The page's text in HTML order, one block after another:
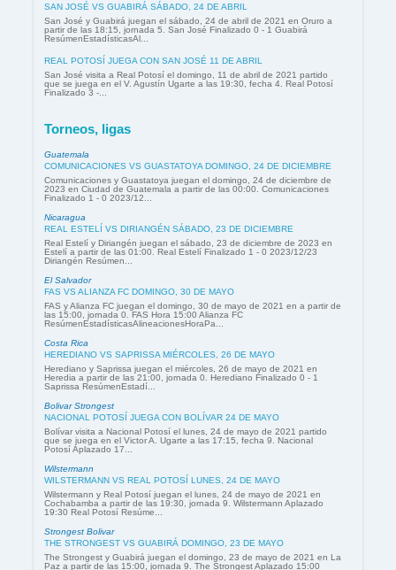
SAN JOSÉ VS GUABIRÁ SÁBADO, 24 DE ABRIL
San José y Guabirá juegan el sábado, 24 de abril de 2021 en Oruro a
partir de las 18:15, jornada 5. San José Finalizado 0 - 1 Guabirá
ResúmenEstadísticasAl...
REAL POTOSÍ JUEGA CON SAN JOSÉ 11 DE ABRIL
San José visita a Real Potosí el domingo, 11 de abril de 2021 partido
que se juega en el V. Agustín Ugarte a las 19:30, fecha 4. Real Potosí
Finalizado 3 -...
Torneos, ligas
Guatemala
COMUNICACIONES VS GUASTATOYA DOMINGO, 24 DE DICIEMBRE
Comunicaciones y Guastatoya juegan el domingo, 24 de diciembre de
2023 en Ciudad de Guatemala a partir de las 00:00. Comunicaciones
Finalizado 1 - 0 2023/12...
Nicaragua
REAL ESTELÍ VS DIRIANGÉN SÁBADO, 23 DE DICIEMBRE
Real Estelí y Diriangén juegan el sábado, 23 de diciembre de 2023 en
Estelí a partir de las 01:00. Real Estelí Finalizado 1 - 0 2023/12/23
Diriangén Resúmen...
El Salvador
FAS VS ALIANZA FC DOMINGO, 30 DE MAYO
FAS y Alianza FC juegan el domingo, 30 de mayo de 2021 en a partir de
las 15:00, jornada 0. FAS Hora 15:00 Alianza FC
ResúmenEstadísticasAlineacionesHoraPa...
Costa Rica
HEREDIANO VS SAPRISSA MIÉRCOLES, 26 DE MAYO
Herediano y Saprissa juegan el miércoles, 26 de mayo de 2021 en
Heredia a partir de las 21:00, jornada 0. Herediano Finalizado 0 - 1
Saprissa ResúmenEstadí...
Bolivar Strongest
NACIONAL POTOSÍ JUEGA CON BOLÍVAR 24 DE MAYO
Bolívar visita a Nacional Potosí el lunes, 24 de mayo de 2021 partido
que se juega en el Victor A. Ugarte a las 17:15, fecha 9. Nacional
Potosí Aplazado 17...
Wilstermann
WILSTERMANN VS REAL POTOSÍ LUNES, 24 DE MAYO
Wilstermann y Real Potosí juegan el lunes, 24 de mayo de 2021 en
Cochabamba a partir de las 19:30, jornada 9. Wilstermann Aplazado
19:30 Real Potosí Resúme...
Strongest Bolivar
THE STRONGEST VS GUABIRÁ DOMINGO, 23 DE MAYO
The Strongest y Guabirá juegan el domingo, 23 de mayo de 2021 en La
Paz a partir de las 15:00, jornada 9. The Strongest Aplazado 15:00